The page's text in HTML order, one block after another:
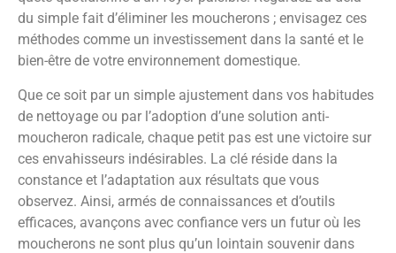
du simple fait d’éliminer les moucherons ; envisagez ces
méthodes comme un investissement dans la santé et le
bien-être de votre environnement domestique.
Que ce soit par un simple ajustement dans vos habitudes
de nettoyage ou par l’adoption d’une solution anti-
moucheron radicale, chaque petit pas est une victoire sur
ces envahisseurs indésirables. La clé réside dans la
constance et l’adaptation aux résultats que vous
observez. Ainsi, armés de connaissances et d’outils
efficaces, avançons avec confiance vers un futur où les
moucherons ne sont plus qu’un lointain souvenir dans